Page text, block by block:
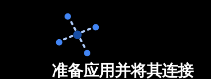
准备应用并将其连接